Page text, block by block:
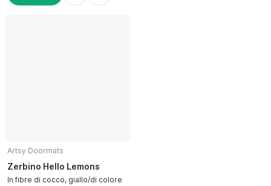
Artsy Doormats
Zerbino Hello Lemons
In fibre di cocco, giallo/di colore